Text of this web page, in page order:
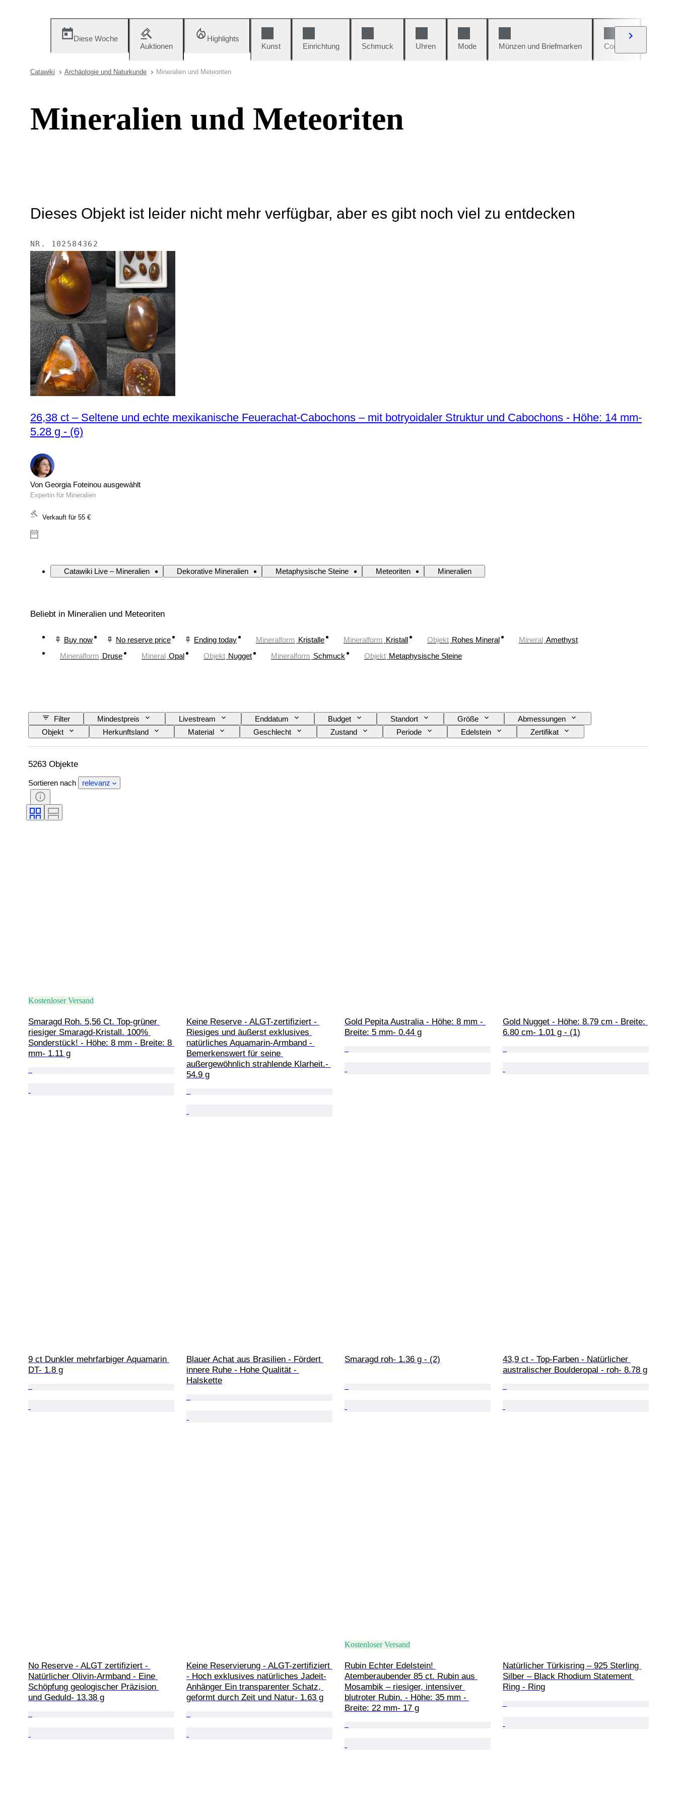
Diese Woche
Auktionen
Highlights
Kunst
Einrichtung Schmuck Uhren Mode Münzen und Briefmarken Comics
Catawiki Archäologie und Naturkunde Mineralien und Meteoriten
Mineralien und Meteoriten
Dieses Objekt ist leider nicht mehr verfügbar, aber es gibt noch viel zu entdecken
NR. 102584362
26,38 ct – Seltene und echte mexikanische Feuerachat-Cabochons – mit botryoidaler Struktur und Cabochons - Höhe: 14 mm-
5.28 g - (6)
Von Georgia Foteinou ausgewählt
Expertin für Mineralien
Verkauft für 55 €
Catawiki Live – Mineralien Dekorative Mineralien Metaphysische Steine Meteoriten Mineralien
Beliebt in Mineralien und Meteoriten
Buy now No reserve price Ending today Mineralform Kristalle Mineralform Kristall Objekt Rohes Mineral Mineral Amethyst
Mineralform Druse Mineral Opal Objekt Nugget Mineralform Schmuck Objekt Metaphysische Steine
Filter Mindestpreis Livestream Enddatum Budget Standort Größe
Abmessungen
Objekt
Herkunftsland Material Geschlecht Zustand Periode Edelstein
Zertifikat
Unterschrift
Farbe Schliff Exakte Farbe Mineral Mineralform Behandlung
Angegebene Größe
5263 Objekte
Sortieren nach relevanz
Kostenloser Versand
Smaragd Roh. 5,56 Ct. Top-grüner
riesiger Smaragd-Kristall. 100%
Sonderstück! - Höhe: 8 mm - Breite: 8
mm- 1.11 g
Keine Reserve - ALGT-zertifiziert -
Riesiges und äußerst exklusives
natürliches Aquamarin-Armband -
Bemerkenswert für seine
außergewöhnlich strahlende Klarheit.-
54.9 g
Gold Pepita Australia - Höhe: 8 mm -
Breite: 5 mm- 0.44 g
Gold Nugget - Höhe: 8.79 cm - Breite:
6.80 cm- 1.01 g - (1)
9 ct Dunkler mehrfarbiger Aquamarin
DT- 1.8 g
Blauer Achat aus Brasilien - Fördert
innere Ruhe - Hohe Qualität -
Halskette
Smaragd roh- 1.36 g - (2)
43,9 ct - Top-Farben - Natürlicher
australischer Boulderopal - roh- 8.78 g
No Reserve - ALGT zertifiziert -
Natürlicher Olivin-Armband - Eine
Schöpfung geologischer Präzision
und Geduld- 13.38 g
Keine Reservierung - ALGT-zertifiziert
- Hoch exklusives natürliches Jadeit-
Anhänger Ein transparenter Schatz,
geformt durch Zeit und Natur- 1.63 g
Kostenloser Versand
Rubin Echter Edelstein!
Atemberaubender 85 ct. Rubin aus
Mosambik – riesiger, intensiver
blutroter Rubin. - Höhe: 35 mm -
Breite: 22 mm- 17 g
Natürlicher Türkisring – 925 Sterling
Silber – Black Rhodium Statement
Ring - Ring